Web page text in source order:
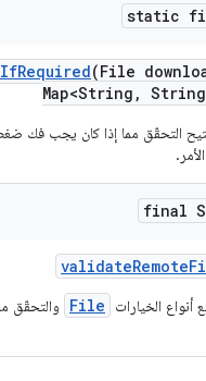
static
IfRequired(File
Map<String ,
التحقّق مما إذا كان يجب فك
final
validateRemote
أنواع الخيارات File
والتحقّق